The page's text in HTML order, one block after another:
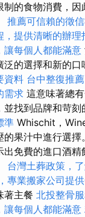
制的食物消費，因
推薦可信賴的徵
，提供清晰的辦理
讓每個人都能滿意
的選擇和新的口
資料 台中整復推薦
需求 這意味著總
找到品牌和苛刻
準 Whischit，
果汁中進行選擇
出免費的進口酒
台灣土葬政策，
專業搬家公司提
著主餐 北投整骨
讓每個人都能滿意